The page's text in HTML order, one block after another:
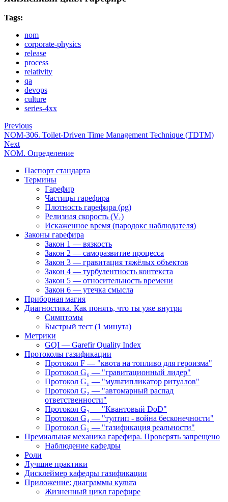
Tags:
nom
corporate-physics
release
process
relativity
qa
devops
culture
series-4xx
Previous
NOM-306. Toilet-Driven Time Management Technique (TDTM)
Next
NOM. Определение
Паспорт стандарта
Термины
Гарефир
Частицы гарефира
Плотность гарефира (ρg)
Релизная скорость (Vᵣ)
Искаженное время (пародокс наблюдателя)
Законы гарефира
Закон 1 — вязкость
Закон 2 — саморазвитие процесса
Закон 3 — гравитация тяжёлых объектов
Закон 4 — турбулентность контекста
Закон 5 — относительность времени
Закон 6 — утечка смысла
Приборная магия
Диагностика. Как понять, что ты уже внутри
Симптомы
Быстрый тест (1 минута)
Метрики
GQI — Garefir Quality Index
Протоколы газификации
Протокол F — "квота на топливо для героизма"
Протокол G₆ — "гравитационный лидер"
Протокол G₁ — "мультипликатор ритуалов"
Протокол G₂ — "автомарный распад
ответственности"
Протокол G₃ — "Квантовый DoD"
Протокол G₄ — "тултип - война бесконечности"
Протокол G₅ — "газификация реальности"
Премиальная механика гарефира. Проверять запрещено
Наблюдение кафедры
Роли
Лучшие практики
Дисклеймер кафедры газификации
Приложение: диаграммы культа
Жизненный цикл гарефире